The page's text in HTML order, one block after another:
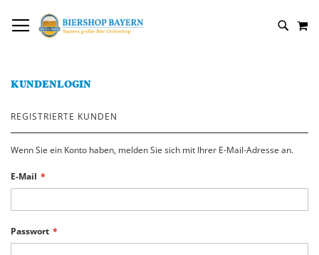
ZUM
INHALT
KUNDENLOGIN
REGISTRIERTE KUNDEN
Wenn Sie ein Konto haben, melden Sie sich mit Ihrer E-Mail-Adresse an.
E-Mail
Passwort